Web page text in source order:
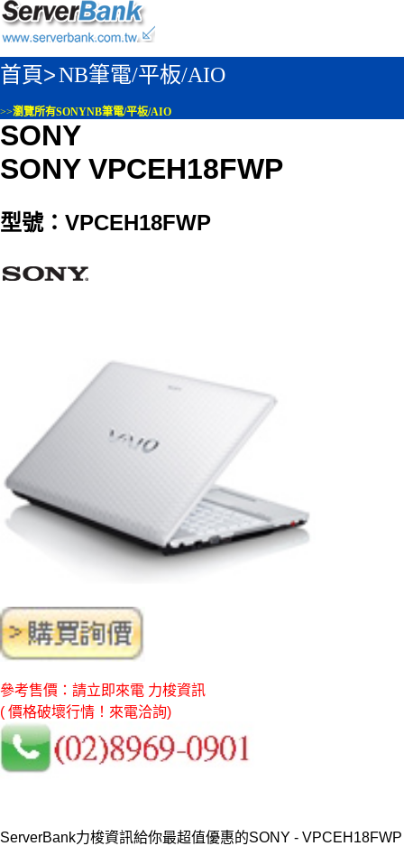
首頁>NB筆電/平板/AIO
>>瀏覽所有SONYNB筆電/平板/AIO
SONY
SONY VPCEH18FWP
型號：VPCEH18FWP
參考售價：請立即來電 力梭資訊
( 價格破壞行情！來電洽詢)
ServerBank力梭資訊給你最超值優惠的SONY -